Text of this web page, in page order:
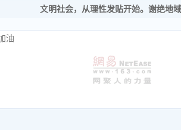
文明社会，从理性发贴开始。谢绝地